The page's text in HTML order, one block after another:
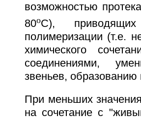
возможностью
80oС),
полимеризации (т.е.
химического
соединениями,
звеньев, образованию
При меньших
на сочетание с